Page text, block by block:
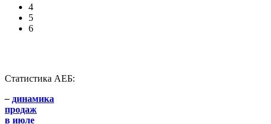
4
5
6
Статистика АЕБ:
– динамика
продаж
в июле